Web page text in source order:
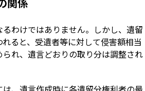
わけではありません。しかし、遺留
ると、受遺者等に対して侵害額相当
れ、遺言どおりの取り分は調整され